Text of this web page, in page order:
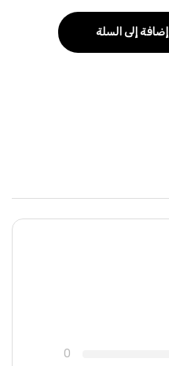
إضافة إلى السلة
0